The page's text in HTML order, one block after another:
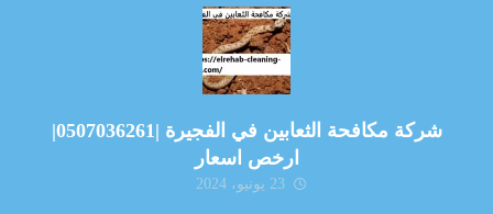
شركة مكافحة الثعابين في الفجيرة |0507036261|
ارخص اسعار
23 يونيو، 2024